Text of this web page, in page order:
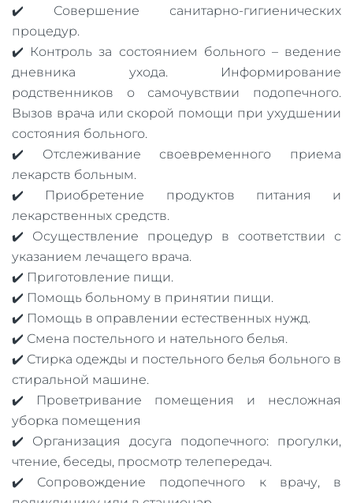
✔️ Совершение санитарно-гигиенических
процедур.
✔️ Контроль за состоянием больного – ведение
дневника ухода. Информирование
родственников о самочувствии подопечного.
Вызов врача или скорой помощи при ухудшении
состояния больного.
✔️ Отслеживание своевременного приема
лекарств больным.
✔️ Приобретение продуктов питания и
лекарственных средств.
✔️ Осуществление процедур в соответствии с
указанием лечащего врача.
✔️ Приготовление пищи.
✔️ Помощь больному в принятии пищи.
✔️ Помощь в оправлении естественных нужд.
✔️ Смена постельного и нательного белья.
✔️ Стирка одежды и постельного белья больного в
стиральной машине.
✔️ Проветривание помещения и несложная
уборка помещения
✔️ Организация досуга подопечного: прогулки,
чтение, беседы, просмотр телепередач.
✔️ Сопровождение подопечного к врачу, в